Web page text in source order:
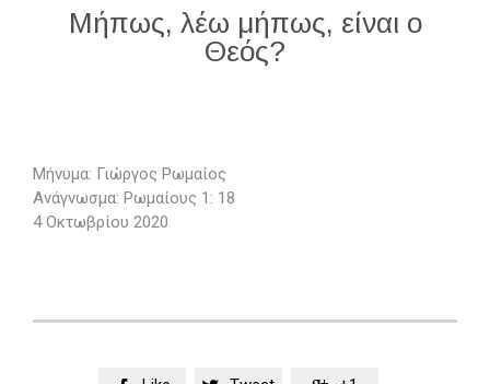
Μήπως, λέω μήπως, είναι ο
Θεός?
Μήνυμα: Γιώργος Ρωμαίος
Ανάγνωσμα: Ρωμαίους 1: 18
4 Οκτωβρίου 2020